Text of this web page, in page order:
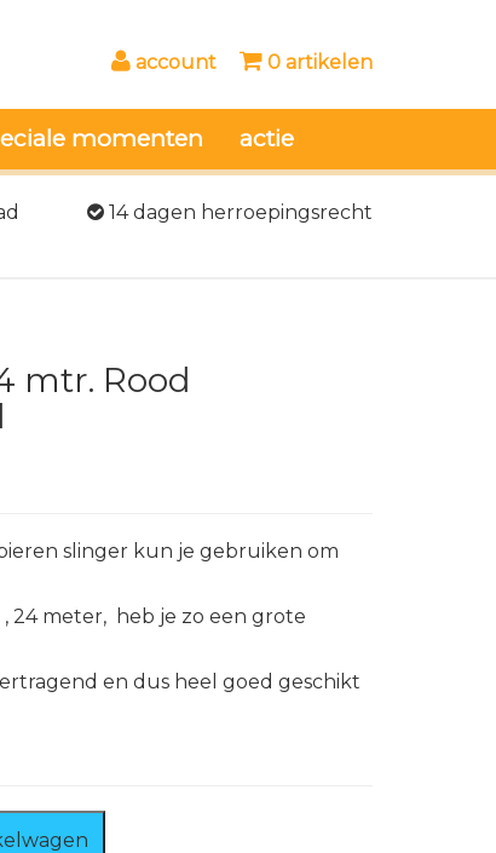
account 0 artikelen
momenten actie
14 dagen herroepingsrecht
mtr. Rood
slinger kun je gebruiken om
24 meter, heb je zo een grote
en dus heel goed geschikt